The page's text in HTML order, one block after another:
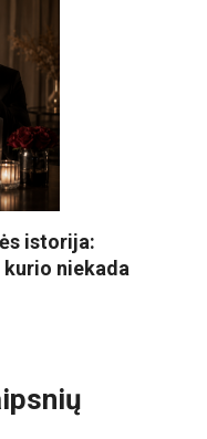
istorija:
niekada